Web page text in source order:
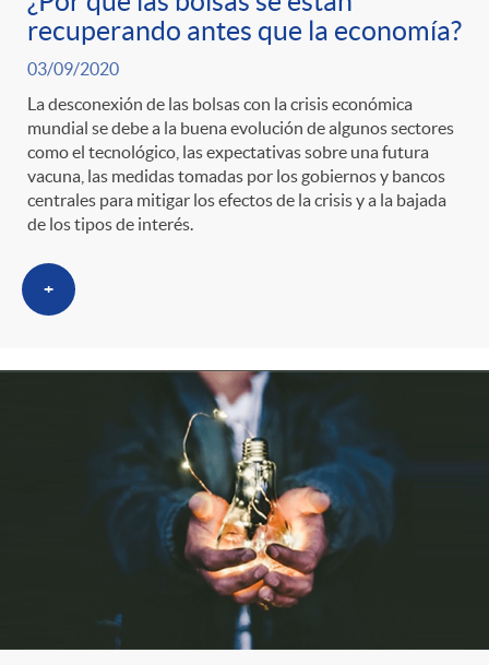
recuperando antes que la economía?
03/09/2020
La desconexión de las bolsas con la crisis económica
mundial se debe a la buena evolución de algunos sectores
como el tecnológico, las expectativas sobre una futura
vacuna, las medidas tomadas por los gobiernos y bancos
centrales para mitigar los efectos de la crisis y a la bajada
de los tipos de interés.
+